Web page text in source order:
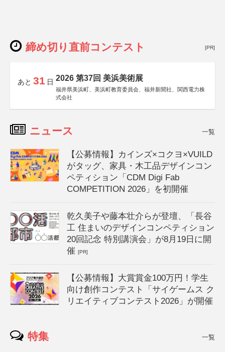
締め切り直前コンテスト [PR]
あと 31 日 2026 第37回 美浜美術展
福井県美浜町、美浜町教育委員会、福井新聞社、関西電力株
式会社
ニュース 一覧
【公募情報】カインズ×コクヨ×VUILD
がタッグ、家具・木工品デザインコン
ペティション「CDM Digi Fab
COMPETITION 2026」を初開催
乾久美子や藤本壮介らが登壇、「長谷
工 住まいのデザインコンペティション
20回記念 特別講演会」が8月19日に開
催[PR]
【公募情報】大賞賞金100万円！学生
向け創作コンテスト「サイゲームス ク
リエイティブコンテスト2026」が開催
特集 一覧